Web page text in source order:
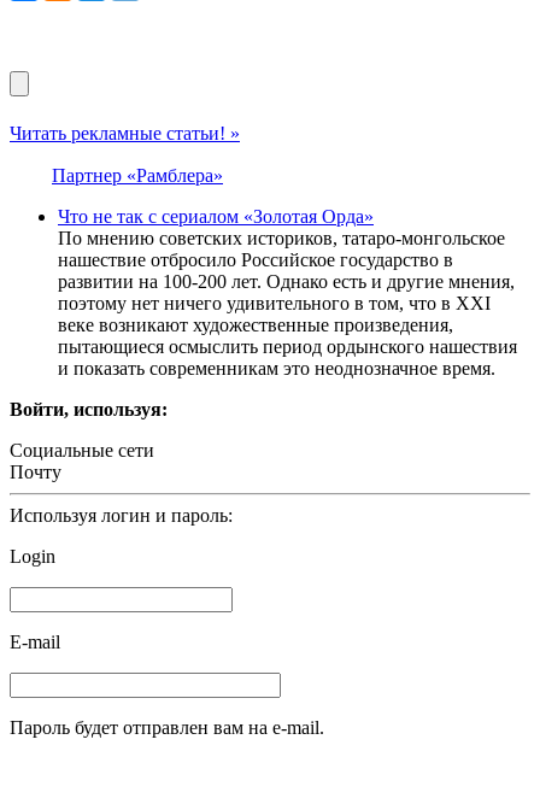
Читать рекламные статьи! »
Партнер «Рамблера»
Что не так с сериалом «Золотая Орда»
По мнению советских историков, татаро-монгольское
нашествие отбросило Российское государство в
развитии на 100-200 лет. Однако есть и другие мнения,
поэтому нет ничего удивительного в том, что в XXI
веке возникают художественные произведения,
пытающиеся осмыслить период ордынского нашествия
и показать современникам это неоднозначное время.
Войти, используя:
Социальные сети
Почту
Используя логин и пароль:
Login
E-mail
Пароль будет отправлен вам на e-mail.